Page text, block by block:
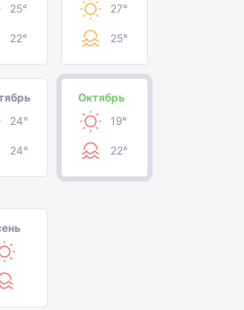
25°
22°
27°
25°
24°
24°
Октябрь
19°
22°